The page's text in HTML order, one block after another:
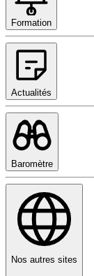
Formation
Actualités
Baromètre
Nos autres sites